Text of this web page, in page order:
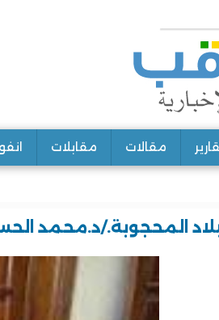
مقالات مقابلات
المحجوبة./د.محمد